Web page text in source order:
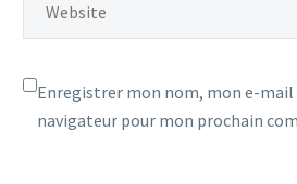
Enregistrer mon nom, mon e-
navigateur pour mon prochain